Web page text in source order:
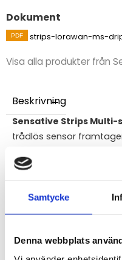
Samtycke
Denna webbplats
Dokument
strips-lorawan-ms-
Visa alla produkter från
Beskrivning
Sensative Strips Multi-
trådlös sensor
design på endast 3
trånga utrymmen där
under diskmaskiner,
rörschakt. Sensorn
Manual URL:Sensative